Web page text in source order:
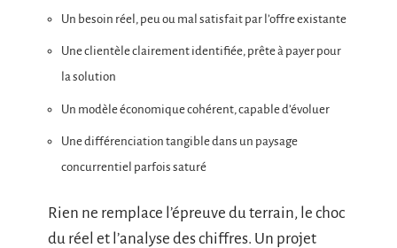
Un besoin réel, peu ou mal satisfait par l’offre existante
Une clientèle clairement identifiée, prête à payer pour
la solution
Un modèle économique cohérent, capable d’évoluer
Une différenciation tangible dans un paysage
concurrentiel parfois saturé
Rien ne remplace l’épreuve du terrain, le choc
du réel et l’analyse des chiffres. Un projet